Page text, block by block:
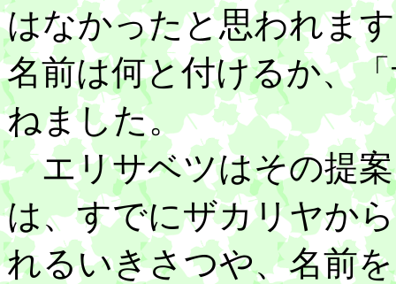
はなかったと思われま
名前は何と付けるか、
ねました。
エリサベツはその提案
は、すでにザカリヤか
れるいきさつや、名前